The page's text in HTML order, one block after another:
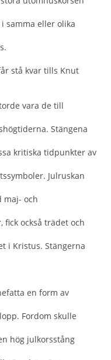
samma eller olika
stå kvar tills Knut
vara de till
Stängena
kritiska tidpunkter av
Julruskan
maj- och
också trädet och
i Kristus. Stängerna
en form av
Fordom skulle
hög julkorsstång